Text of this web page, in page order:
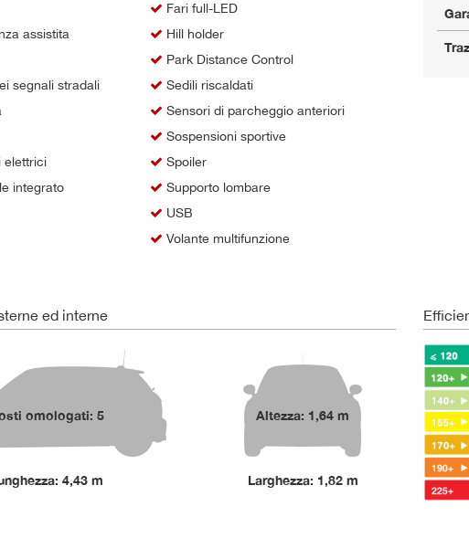
assistita
segnali stradali
elettrici
integrato
Fari full-LED
Hill holder
Park Distance Control
Sedili riscaldati
Sensori di parcheggio anteriori
Sospensioni sportive
Spoiler
Supporto lombare
USB
Volante multifunzione
ed interne
omologati: 5
4,43 m
Altezza: 1,64 m
Larghezza: 1,82 m